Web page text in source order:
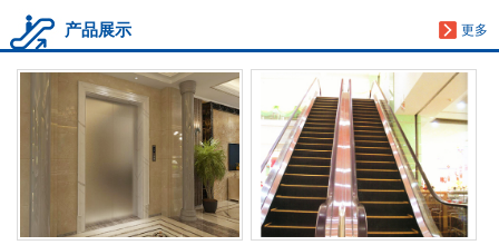
更多
产品展示